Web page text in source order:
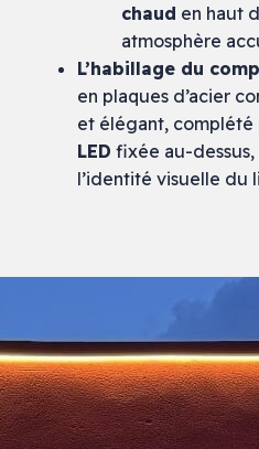
chaud en haut
atmosphère
L’habillage du
en plaques d’acier
et élégant, complété
LED fixée au-
l’identité visuelle du